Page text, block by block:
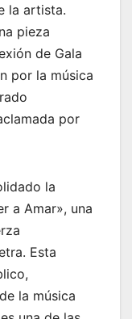
la artista.
pieza
de Gala
por la música
por
la
a Amar», una
Esta
la música